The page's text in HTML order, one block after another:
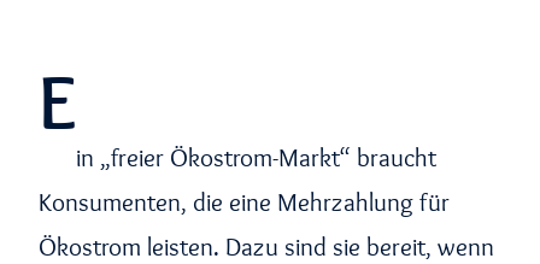
E
in „freier Ökostrom-Markt“ braucht
Konsumenten, die eine Mehrzahlung für
Ökostrom leisten. Dazu sind sie bereit, wenn